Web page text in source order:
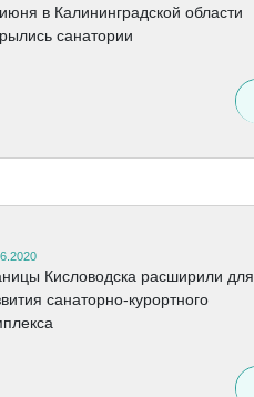
в Калининградской области
санатории
Кисловодска расширили для
санаторно-курортного